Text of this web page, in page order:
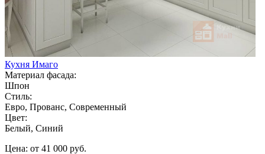
Кухня Имаго
Материал фасада:
Шпон
Стиль:
Евро, Прованс, Современный
Цвет:
Белый, Синий
Цена: от 41 000 руб.